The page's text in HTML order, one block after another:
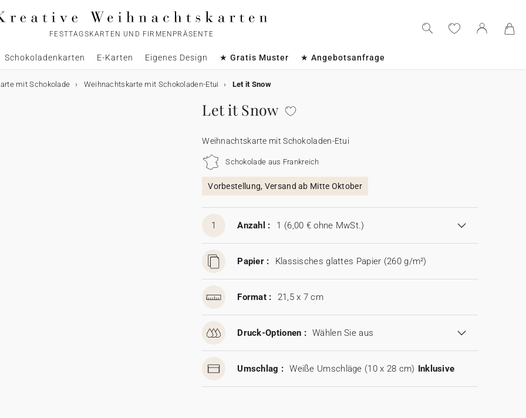
FESTTAGSKARTEN UND FIRMENPRÄSENTE
Schokoladenkarten E-Karten Eigenes Design ★ Gratis Muster ★ Angebotsanfrage
mit Schokolade Weihnachtskarte mit Schokoladen-Etui Let it Snow
Let it Snow
Weihnachtskarte mit Schokoladen-Etui
Schokolade aus Frankreich
Vorbestellung, Versand ab Mitte Oktober
1 Anzahl : 1 (6,00 € ohne MwSt.)
Papier : Klassisches glattes Papier (260 g/m²)
Format : 21,5 x 7 cm
Druck-Optionen : Wählen Sie aus
Umschlag : Weiße Umschläge (10 x 28 cm) Inklusive